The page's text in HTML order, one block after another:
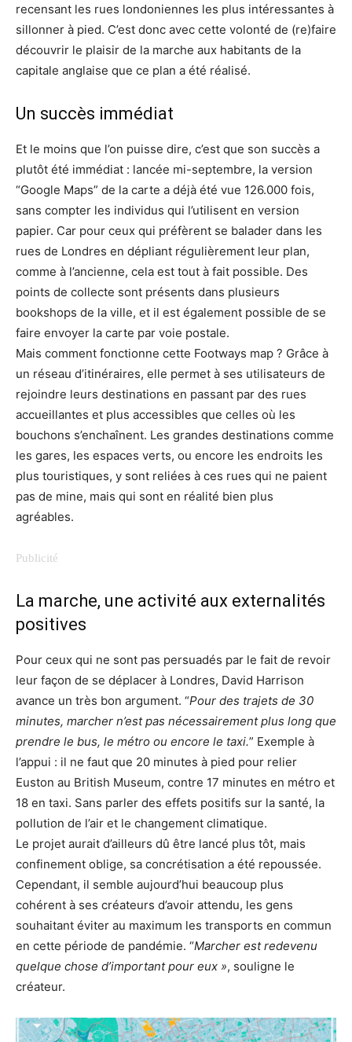
recensant les rues londoniennes les plus intéressantes à
sillonner à pied. C’est donc avec cette volonté de (re)faire
découvrir le plaisir de la marche aux habitants de la
capitale anglaise que ce plan a été réalisé.
Un succès immédiat
Et le moins que l’on puisse dire, c’est que son succès a
plutôt été immédiat : lancée mi-septembre, la version
“Google Maps” de la carte a déjà été vue 126.000 fois,
sans compter les individus qui l’utilisent en version
papier. Car pour ceux qui préfèrent se balader dans les
rues de Londres en dépliant régulièrement leur plan,
comme à l’ancienne, cela est tout à fait possible. Des
points de collecte sont présents dans plusieurs
bookshops de la ville, et il est également possible de se
faire envoyer la carte par voie postale.
Mais comment fonctionne cette Footways map ? Grâce à
un réseau d’itinéraires, elle permet à ses utilisateurs de
rejoindre leurs destinations en passant par des rues
accueillantes et plus accessibles que celles où les
bouchons s’enchaînent. Les grandes destinations comme
les gares, les espaces verts, ou encore les endroits les
plus touristiques, y sont reliées à ces rues qui ne paient
pas de mine, mais qui sont en réalité bien plus
agréables.
La marche, une activité aux externalités
positives
Pour ceux qui ne sont pas persuadés par le fait de revoir
leur façon de se déplacer à Londres, David Harrison
avance un très bon argument. “Pour des trajets de 30
minutes, marcher n’est pas nécessairement plus long que
prendre le bus, le métro ou encore le taxi.” Exemple à
l’appui : il ne faut que 20 minutes à pied pour relier
Euston au British Museum, contre 17 minutes en métro et
18 en taxi. Sans parler des effets positifs sur la santé, la
pollution de l’air et le changement climatique.
Le projet aurait d’ailleurs dû être lancé plus tôt, mais
confinement oblige, sa concrétisation a été repoussée.
Cependant, il semble aujourd’hui beaucoup plus
cohérent à ses créateurs d’avoir attendu, les gens
souhaitant éviter au maximum les transports en commun
en cette période de pandémie. “Marcher est redevenu
quelque chose d’important pour eux », souligne le
créateur.